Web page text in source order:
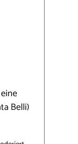
Belli)